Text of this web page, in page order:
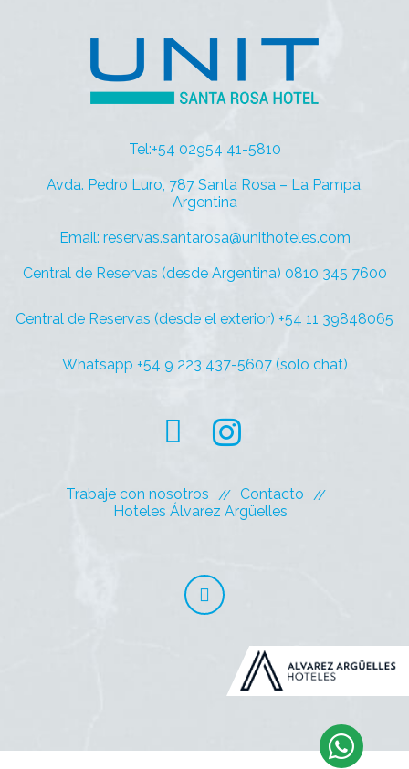
Tel:+54 02954 41-5810
Avda. Pedro Luro, 787 Santa Rosa – La Pampa,
Argentina
Email: reservas.santarosa@unithoteles.com
Central de Reservas (desde Argentina) 0810 345 7600
Central de Reservas (desde el exterior) +54 11 39848065
Whatsapp +54 9 223 437-5607 (solo chat)
Trabaje con nosotros
Contacto
Hoteles Álvarez Argüelles